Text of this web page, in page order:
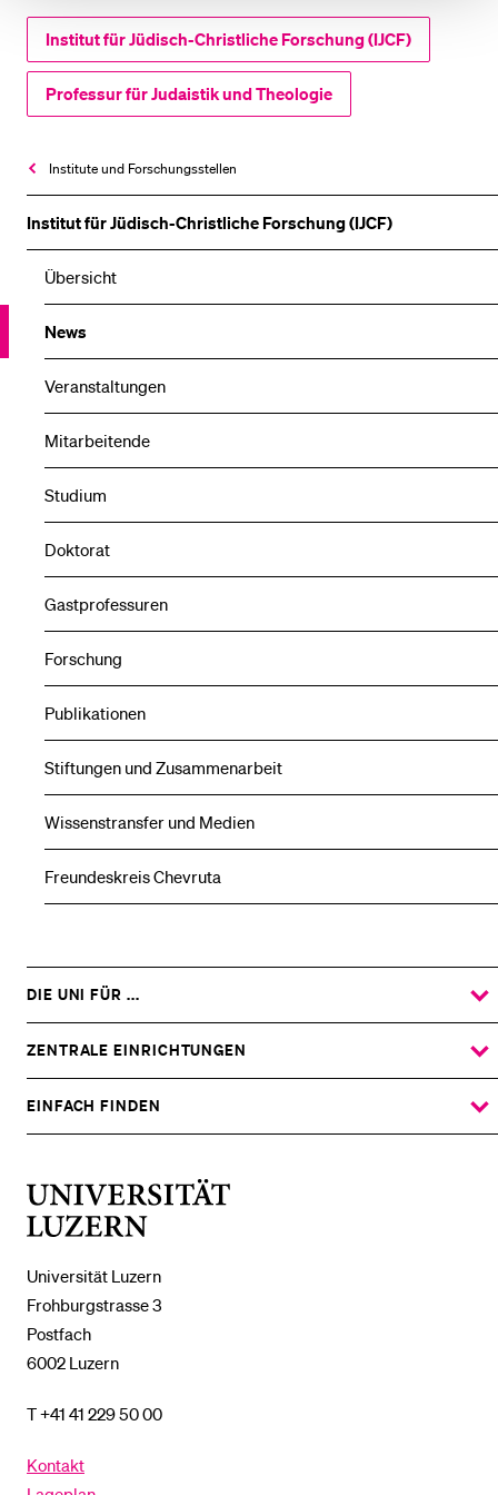
Institute und Forschungsstellen
Institut für Jüdisch-Christliche Forschung (IJCF)
Übersicht
News
Veranstaltungen
Mitarbeitende
Studium
Doktorat
Gastprofessuren
Forschung
Publikationen
Stiftungen und Zusammenarbeit
Wissenstransfer und Medien
Freundeskreis Chevruta
Institut für Jüdisch-Christliche Forschung (IJCF)
Professur für Judaistik und Theologie
Universität Luzern
Frohburgstrasse 3
Postfach
6002 Luzern
T +41 41 229 50 00
Kontakt
DIE UNI FÜR ...
ZEIGE
DAS
UNTERMENÜ
ZENTRALE EINRICHTUNGEN
ZEIGE
DAS
UNTERMENÜ
EINFACH FINDEN
ZEIGE
DAS